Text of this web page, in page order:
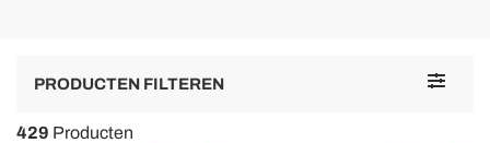
Toggle
PRODUCTEN FILTEREN
429 Producten